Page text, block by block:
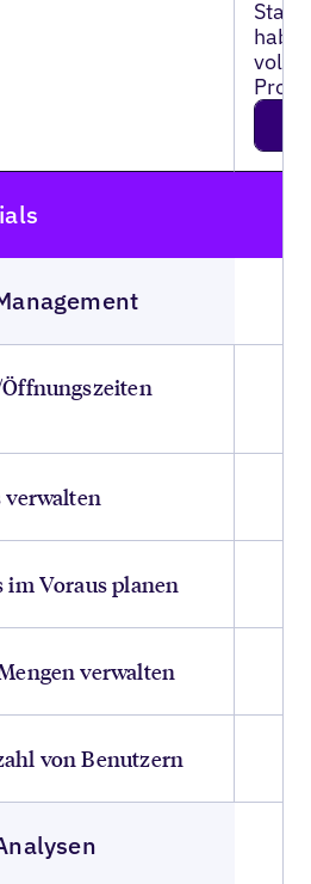
Profil
verwalten
im Voraus planen
verwalten
von Benutzern